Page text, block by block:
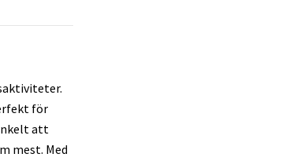
för
att
mest. Med